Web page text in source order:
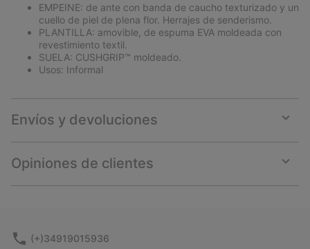
EMPEINE: de ante con banda de caucho texturizado y un
cuello de piel de plena flor. Herrajes de senderismo.
PLANTILLA: amovible, de espuma EVA moldeada con
revestimiento textil.
SUELA: CUSHGRIP™ moldeado.
Usos: Informal
Envíos y devoluciones
or
Opiniones de clientes
or
(+)34919015936